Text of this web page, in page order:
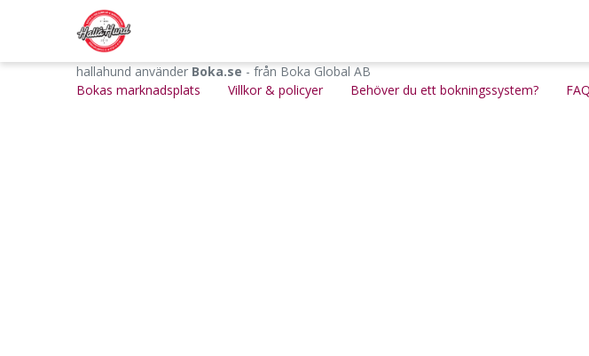
hallahund använder Boka.se - från Boka Global AB
Bokas marknadsplats
Villkor & policyer Behöver du ett bokningssystem? FAQ